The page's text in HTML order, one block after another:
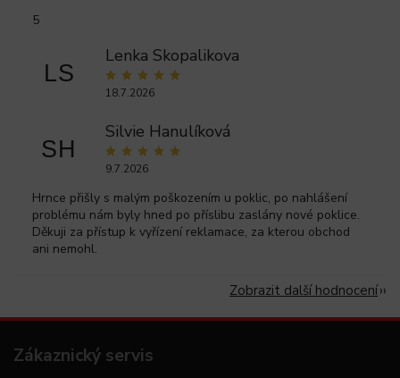
5
LS
Lenka Skopalikova
18.7.2026
SH
Silvie Hanulíková
9.7.2026
Hrnce přišly s malým poškozením u poklic, po nahlášení
problému nám byly hned po příslibu zaslány nové poklice.
Děkuji za přístup k vyřízení reklamace, za kterou obchod
ani nemohl.
Zobrazit další hodnocení
Zákaznický servis